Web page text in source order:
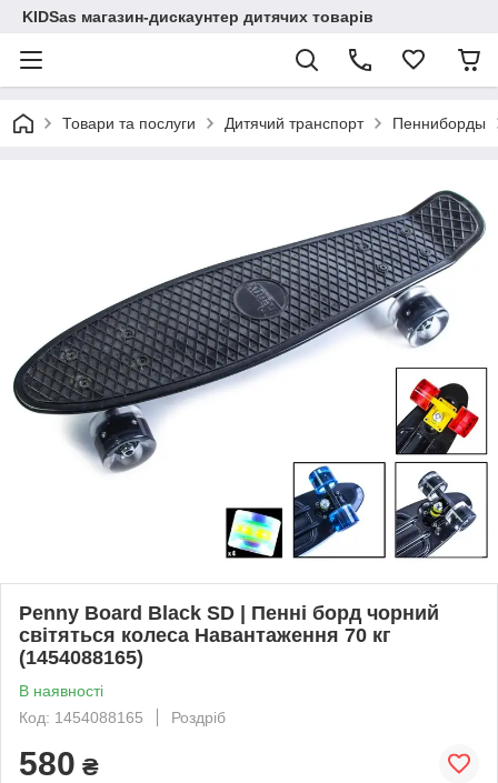
KIDSas магазин-дискаунтер дитячих товарів
Товари та послуги Дитячий транспорт Пенниборды
Penny Board Black SD | Пенні борд чорний
світяться колеса Навантаження 70 кг
(1454088165)
В наявності
Код: 1454088165
Роздріб
580 ₴